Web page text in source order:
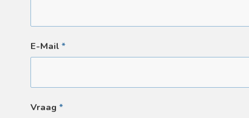
E-Mail *
Vraag *